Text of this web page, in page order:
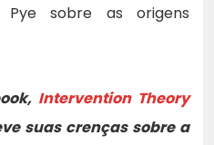
sobre as origens
Intervention Theory
suas crenças sobre a